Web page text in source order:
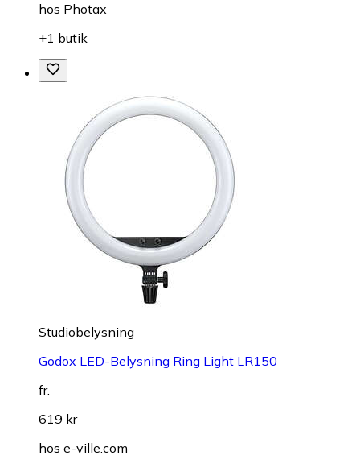
hos Photax
+1 butik
Studiobelysning
Godox LED-Belysning Ring Light LR150
fr.
619 kr
hos e-ville.com